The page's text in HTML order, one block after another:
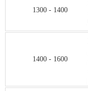
1300 - 1400
1400 - 1600